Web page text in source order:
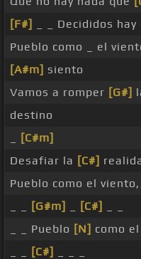
[F#]
_ _ Decididos hay
Pueblo como _ el
[A#m] siento
Vamos a romper [G#]
destino
[C#m]
Desafiar la [C#]
Pueblo como el
[G#m] [C#]
_ _ Pueblo [N] como
[C#]